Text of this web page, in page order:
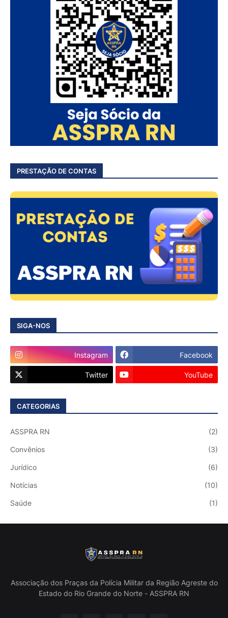
PRESTAÇÃO DE CONTAS
SIGA-NOS
Instagram Facebook
Twitter YouTube
CATEGORIAS
ASSPRA RN (2)
Convênios (3)
Jurídico (6)
Notícias (10)
Saúde (1)
Associação dos Praças da Polícia Militar da Região Agreste do
Estado do Rio Grande do Norte - ASSPRA RN